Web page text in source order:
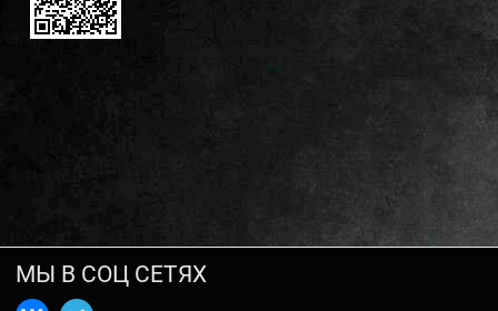
МЫ В СОЦ СЕТЯХ